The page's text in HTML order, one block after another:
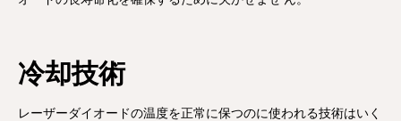
冷却技術
レーザーダイオードの温度を正常に保つのに使われる技術はいく